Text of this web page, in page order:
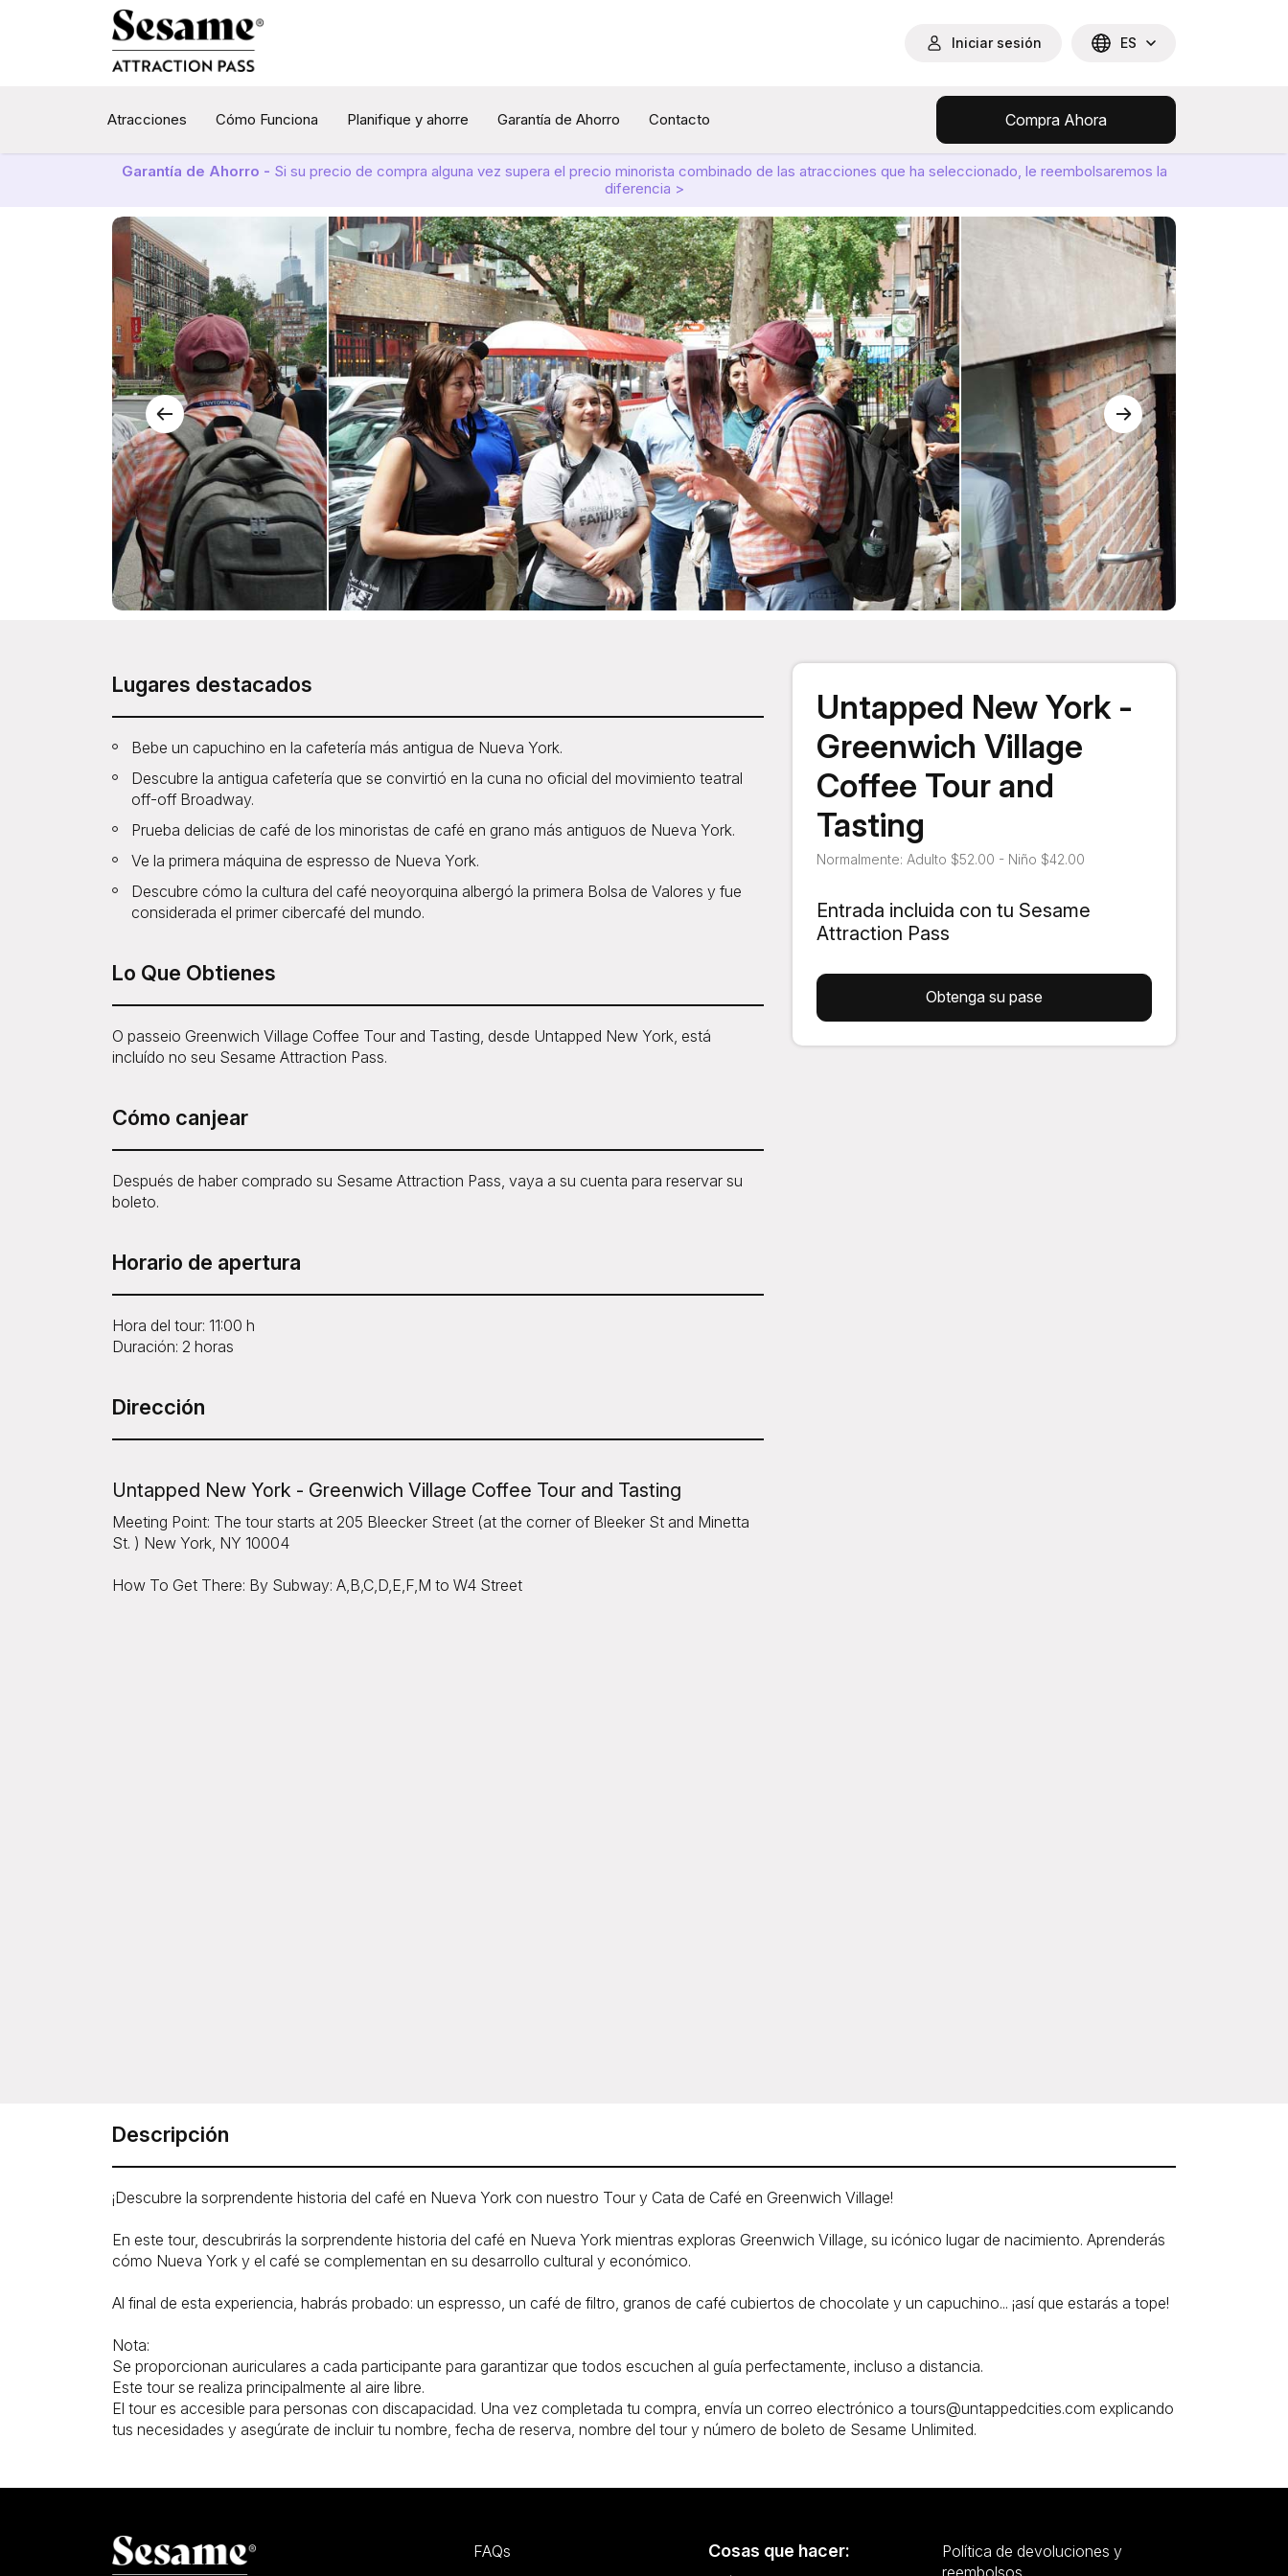
Iniciar sesión ES
Atracciones Cómo Funciona Planifique y ahorre Garantía de Ahorro Contacto Compra Ahora
Garantía de Ahorro - Si su precio de compra alguna vez supera el precio minorista combinado de las atracciones que ha seleccionado, le reembolsaremos la
diferencia >
Untapped New York -
Greenwich Village
Coffee Tour and
Tasting
Normalmente: Adulto $52.00 - Niño $42.00
Entrada incluida con tu Sesame
Attraction Pass
Obtenga su pase
Lugares destacados
Bebe un capuchino en la cafetería más antigua de Nueva York.
Descubre la antigua cafetería que se convirtió en la cuna no oficial del movimiento teatral
off-off Broadway.
Prueba delicias de café de los minoristas de café en grano más antiguos de Nueva York.
Ve la primera máquina de espresso de Nueva York.
Descubre cómo la cultura del café neoyorquina albergó la primera Bolsa de Valores y fue
considerada el primer cibercafé del mundo.
Lo Que Obtienes
O passeio Greenwich Village Coffee Tour and Tasting, desde Untapped New York, está
incluído no seu Sesame Attraction Pass.
Cómo canjear
Después de haber comprado su Sesame Attraction Pass, vaya a su cuenta para reservar su
boleto.
Horario de apertura
Hora del tour: 11:00 h
Duración: 2 horas
Dirección
Untapped New York - Greenwich Village Coffee Tour and Tasting
Meeting Point: The tour starts at 205 Bleecker Street (at the corner of Bleeker St and Minetta
St. ) New York, NY 10004
How To Get There: By Subway: A,B,C,D,E,F,M to W4 Street
Descripción
¡Descubre la sorprendente historia del café en Nueva York con nuestro Tour y Cata de Café en Greenwich Village!
En este tour, descubrirás la sorprendente historia del café en Nueva York mientras exploras Greenwich Village, su icónico lugar de nacimiento. Aprenderás
cómo Nueva York y el café se complementan en su desarrollo cultural y económico.
Al final de esta experiencia, habrás probado: un espresso, un café de filtro, granos de café cubiertos de chocolate y un capuchino... ¡así que estarás a tope!
Nota:
Se proporcionan auriculares a cada participante para garantizar que todos escuchen al guía perfectamente, incluso a distancia.
Este tour se realiza principalmente al aire libre.
El tour es accesible para personas con discapacidad. Una vez completada tu compra, envía un correo electrónico a tours@untappedcities.com explicando
tus necesidades y asegúrate de incluir tu nombre, fecha de reserva, nombre del tour y número de boleto de Sesame Unlimited.
FAQs
Cosas que hacer:
Política de devoluciones y